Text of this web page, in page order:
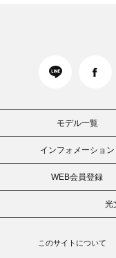
モデル一覧
インフォメーション
WEB会員登録
光
このサイトについて